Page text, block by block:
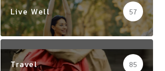
Live Well 57
Travel 85